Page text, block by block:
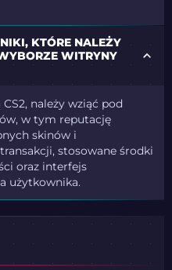
KTÓRE NALEŻY
WITRYNY
należy wziąć pod
w tym reputację
skinów i
stosowane środki
oraz interfejs
użytkownika.